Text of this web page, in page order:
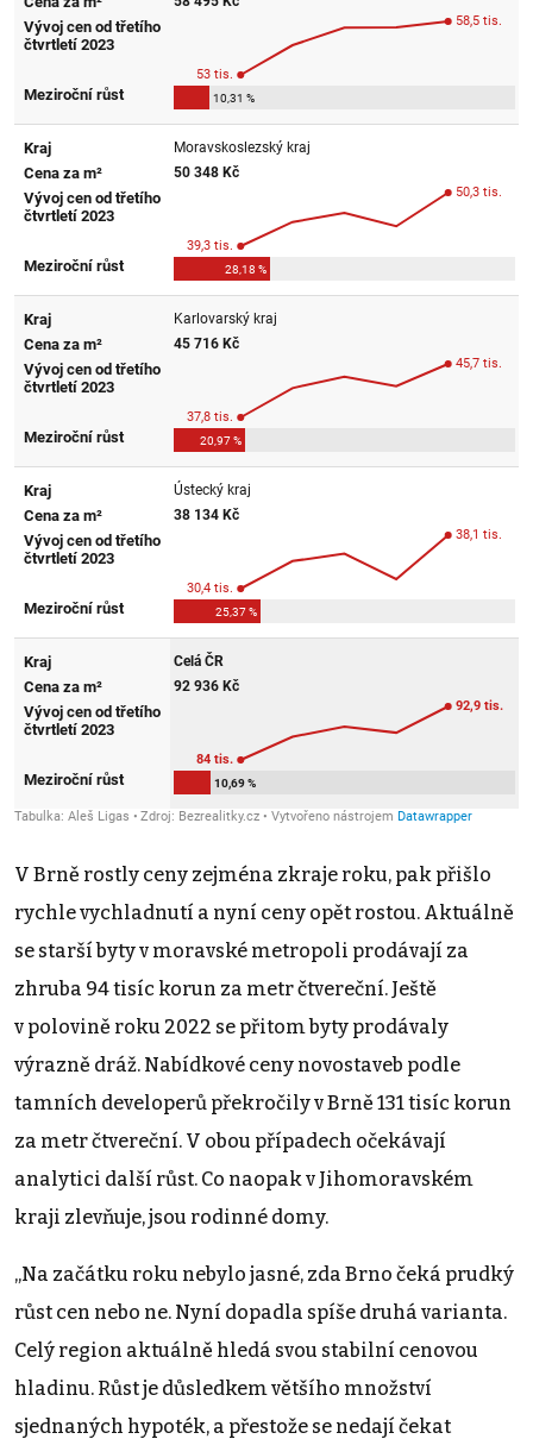
V Brně rostly ceny zejména zkraje roku, pak přišlo
rychle vychladnutí a nyní ceny opět rostou. Aktuálně
se starší byty v moravské metropoli prodávají za
zhruba 94 tisíc korun za metr čtvereční. Ještě
v polovině roku 2022 se přitom byty prodávaly
výrazně dráž. Nabídkové ceny novostaveb podle
tamních developerů překročily v Brně 131 tisíc korun
za metr čtvereční. V obou případech očekávají
analytici další růst. Co naopak v Jihomoravském
kraji zlevňuje, jsou rodinné domy.
„Na začátku roku nebylo jasné, zda Brno čeká prudký
růst cen nebo ne. Nyní dopadla spíše druhá varianta.
Celý region aktuálně hledá svou stabilní cenovou
hladinu. Růst je důsledkem většího množství
sjednaných hypoték, a přestože se nedají čekat